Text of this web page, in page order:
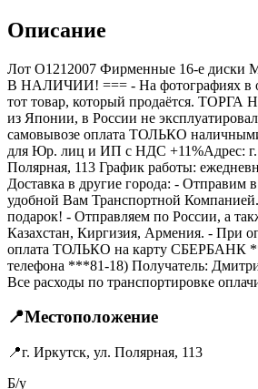
Описание
Лот O1212007 Фирменные 16-е диски
B НАЛИЧИИ! === - На фотографиях в
тот товар, который продаётся. ТОРГА
из Японии, в России не
самовывозе оплата ТОЛЬКО
для Юр. лиц и ИП с НДС +11%Адрес: г.
Полярная, 113 График работы:
Доставка в другие города: - Отправим
удобной Вам Транспортной
подарок! - Отправляем по России, а
Казахстан, Киргизия, Армения. - При
оплата ТОЛЬКО на карту СБЕРБАНК
телефона ***81-18) Получатель:
Все расходы по транспортировке
📍Местоположение
📍г. Иркутск, ул. Полярная, 113
Б/у